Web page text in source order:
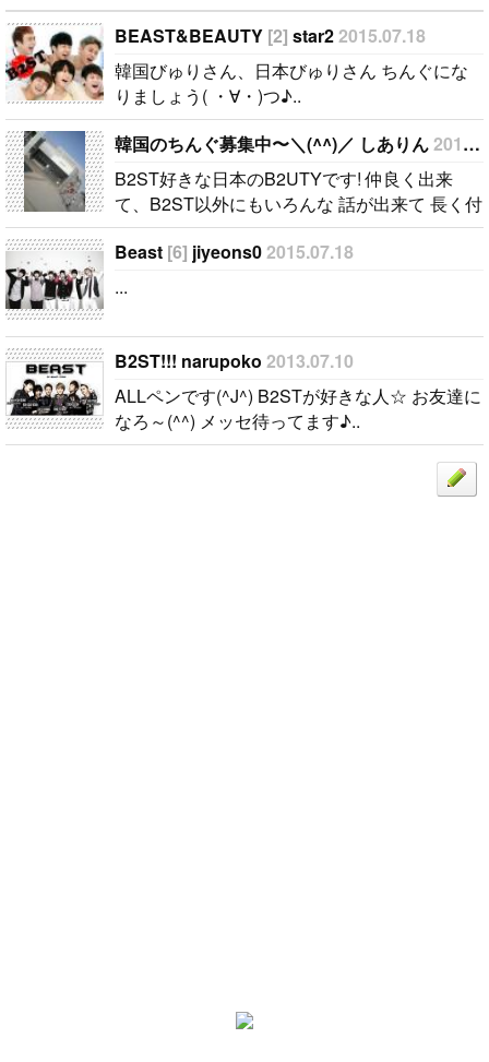
BEAST&BEAUTY [2] star2 2015.07.18
韓国びゅりさん、日本びゅりさん ちんぐにな
りましょう( ・∀・)つ♪..
韓国のちんぐ募集中〜＼(^^)／ しありん2011.06.29
B2ST好きな日本のB2UTYです! 仲良く出来
て、B2ST以外にもいろんな 話が出来て 長く付
き合える友達を探しています(ﾟﾟ)! 私は韓国語勉
強しているので 簡単な会話なら話せます＼^^
Beast [6] jiyeons02015.07.18
...
B2ST!!! narupoko 2013.07.10
ALLペンです(^J^) B2STが好きな人☆ お友達に
なろ～(^^) メッセ待ってます♪..